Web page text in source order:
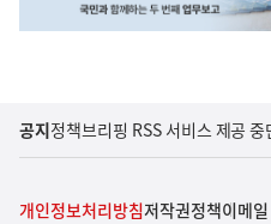
공지정책브리핑 RSS 서비스 제공 중
개인정보처리방침저작권정책이메